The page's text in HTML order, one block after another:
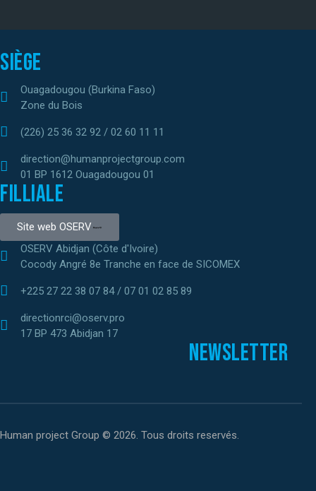
Siège
Ouagadougou (Burkina Faso)
Zone du Bois
(226) 25 36 32 92 / 02 60 11 11
direction@humanprojectgroup.com
01 BP 1612 Ouagadougou 01
Filliale
Site web OSERV
OSERV Abidjan (Côte d'Ivoire)
Cocody Angré 8e Tranche en face de SICOMEX
+225 27 22 38 07 84 / 07 01 02 85 89
directionrci@oserv.pro
17 BP 473 Abidjan 17
Newsletter
Human project Group © 2026. Tous droits reservés.